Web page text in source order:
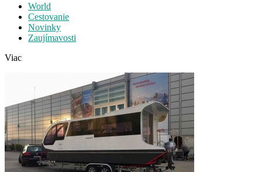
World
Cestovanie
Novinky
Zaujímavosti
Viac